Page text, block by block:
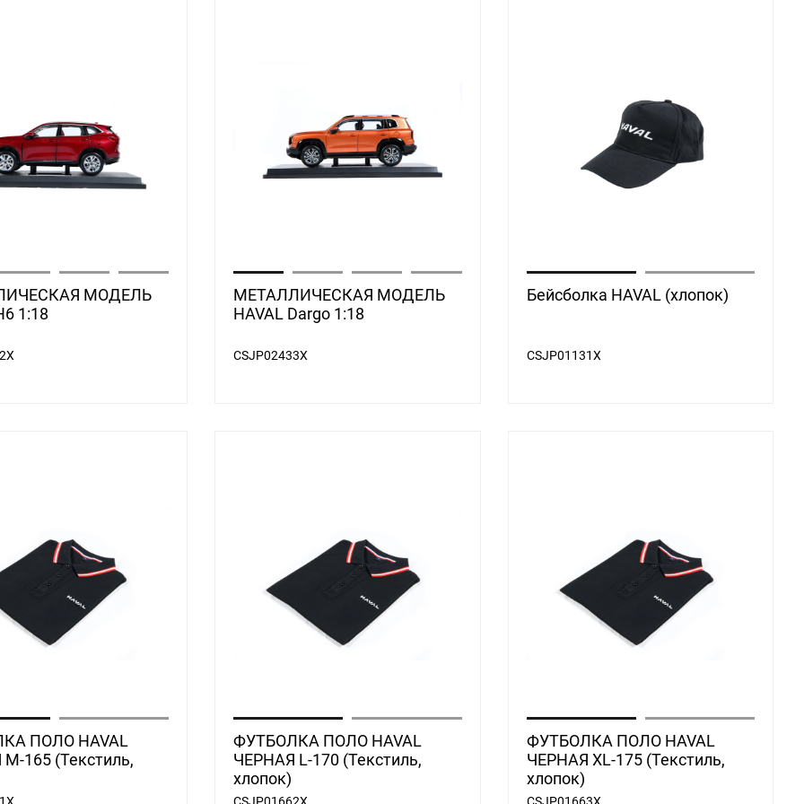
МОДЕЛЬ
1:18
МЕТАЛЛИЧЕСКАЯ МОДЕЛЬ
HAVAL Dargo 1:18
CSJP02433X
Бейсболка HAVAL (хлопок)
CSJP01131X
ПОЛО HAVAL
165 (Текстиль,
ФУТБОЛКА ПОЛО HAVAL
ЧЕРНАЯ L-170 (Текстиль,
хлопок)
ФУТБОЛКА ПОЛО HAVAL
ЧЕРНАЯ XL-175 (Текстиль,
хлопок)